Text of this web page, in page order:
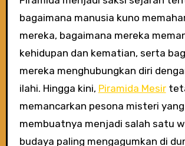
bagaimana manusia kuno
mereka, bagaimana mereka
kehidupan dan kematian, serta
mereka menghubungkan diri
ilahi. Hingga kini, Piramida Mesir
memancarkan pesona misteri yang
membuatnya menjadi salah satu
budaya paling mengagumkan di